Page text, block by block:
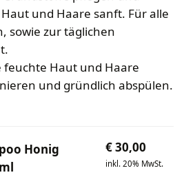
und Haare sanft. Für alle
sowie zur täglichen
feuchte Haut und Haare
und gründlich abspülen.
Honig
€30,00
inkl. 20% MwSt.